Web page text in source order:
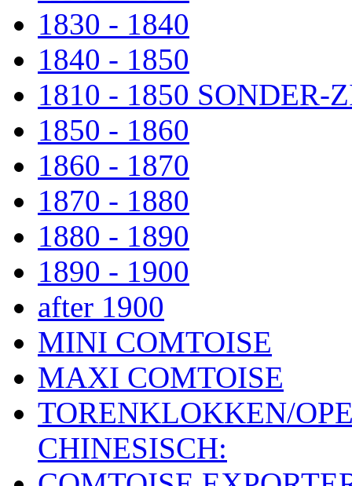
1830 - 1840
1840 - 1850
1810 - 1850 SONDER-
1850 - 1860
1860 - 1870
1870 - 1880
1880 - 1890
1890 - 1900
after 1900
MINI COMTOISE
MAXI COMTOISE
TORENKLOKKEN/
CHINESISCH: